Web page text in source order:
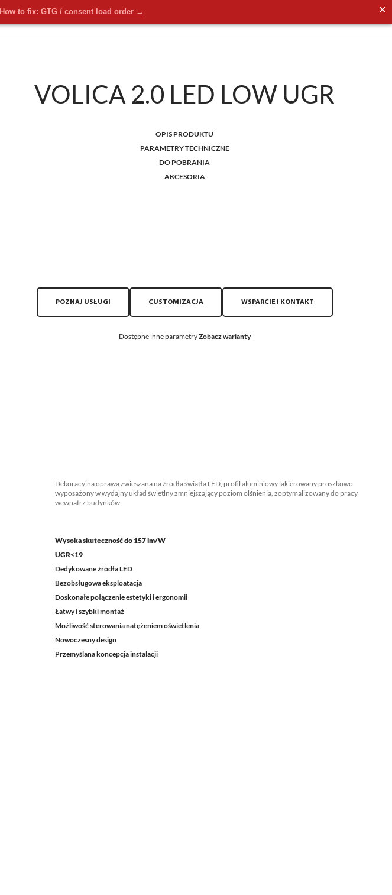
How to fix: GTG / consent load order → ✕
VOLICA 2.0 LED LOW UGR
OPIS PRODUKTU
PARAMETRY TECHNICZNE
DO POBRANIA
AKCESORIA
POZNAJ USŁUGI CUSTOMIZACJA WSPARCIE I KONTAKT
Dostępne inne parametryZobacz warianty
Dekoracyjna oprawa zwieszana na źródła światła LED, profil aluminiowy lakierowany proszkowo
wyposażony w wydajny układ świetlny zmniejszający poziom olśnienia, zoptymalizowany do pracy
wewnątrz budynków.
Wysoka skuteczność do 157 lm/W
UGR<19
Dedykowane źródła LED
Bezobsługowa eksploatacja
Doskonałe połączenie estetyki i ergonomii
Łatwy i szybki montaż
Możliwość sterowania natężeniem oświetlenia
Nowoczesny design
Przemyślana koncepcja instalacji